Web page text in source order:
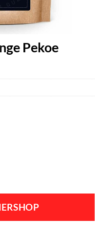
Pekoe